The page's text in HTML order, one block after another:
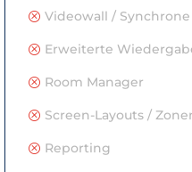
Q Videowall /
Q Erweiterte
Q Room Manager
Q Screen-Layouts /
Q Reporting